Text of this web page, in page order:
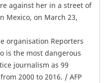
against her in a street of
Mexico, on March 23,
organisation Reporters
is the most dangerous
journalism as 99
2000 to 2016. / AFP